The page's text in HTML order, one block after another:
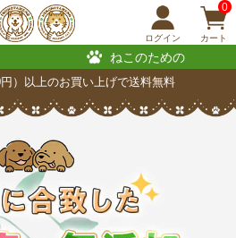
ログイン
0
カート
ねこのための
）以上のお買い上げで送料無料